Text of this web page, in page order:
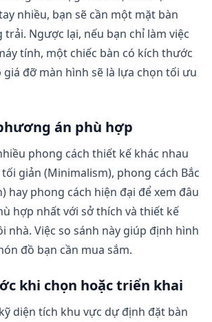
nhiều, bạn sẽ cần một mặt bàn
Ngược lại, nếu bạn chỉ làm việc
tính, một chiếc bàn có kích thước
đỡ màn hình sẽ là lựa chọn tối ưu
án phù hợp
phong cách thiết kế khác nhau
giản (Minimalism), phong cách Bắc
hay phong cách hiện đại để xem đâu
hợp nhất với sở thích và thiết kế
nhà. Việc so sánh này giúp định hình
đồ bạn cần mua sắm.
khi chọn hoặc triển khai
diện tích khu vực dự định đặt bàn